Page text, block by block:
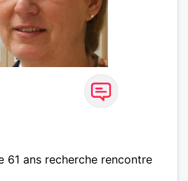
61 ans recherche rencontre